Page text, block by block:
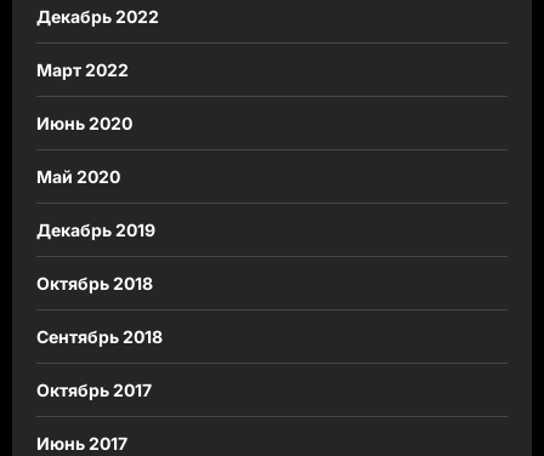
Декабрь 2022
Март 2022
Июнь 2020
Май 2020
Декабрь 2019
Октябрь 2018
Сентябрь 2018
Октябрь 2017
Июнь 2017